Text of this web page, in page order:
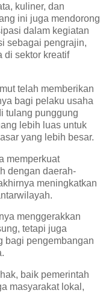
kuliner, dan
ini juga mendorong
dalam kegiatan
sebagai pengrajin,
di sektor kreatif
telah memberikan
bagi pelaku usaha
tulang punggung
lebih luas untuk
yang lebih besar.
memperkuat
dengan daerah-
meningkatkan
menggerakkan
tetapi juga
bagi pengembangan
baik pemerintah
masyarakat lokal,